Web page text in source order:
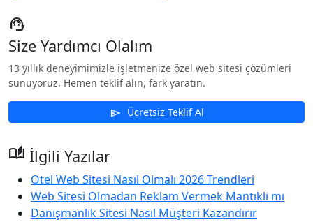
support_agent
Size Yardımcı Olalım
13 yıllık deneyimimizle işletmenize özel web sitesi çözümleri
sunuyoruz. Hemen teklif alın, fark yaratın.
send Ücretsiz Teklif Al
auto_stories İlgili Yazılar
Otel Web Sitesi Nasıl Olmalı 2026 Trendleri
Web Sitesi Olmadan Reklam Vermek Mantıklı mı
Danışmanlık Sitesi Nasıl Müşteri Kazandırır